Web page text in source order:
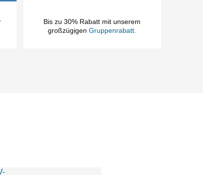
Bis zu 30% Rabatt mit unserem
großzügigenGruppenrabatt.